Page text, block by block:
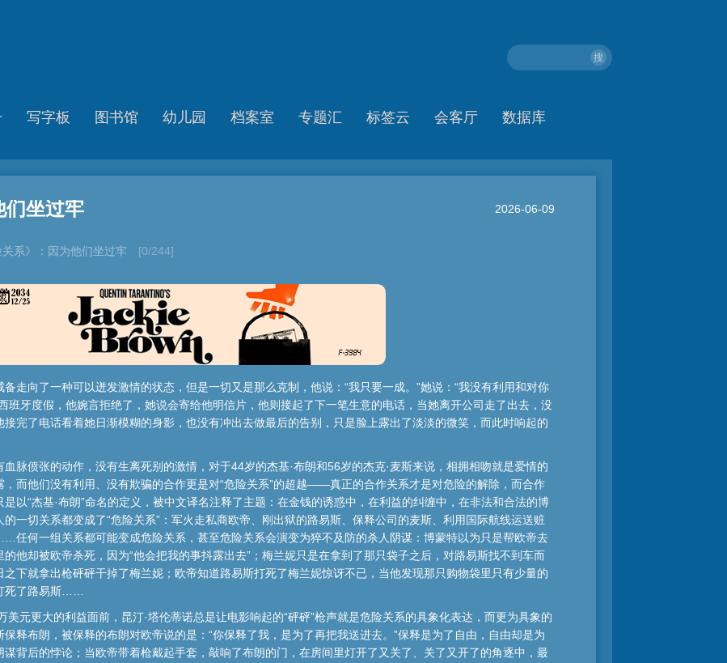
搜
写字板 图书馆 幼儿园 档案室 专题汇 标签云 会客厅 数据库
2026-06-09
们坐过牢
关系》：因为他们坐过牢 [0/244]
走向了一种可以迸发激情的状态，但是一切又是那么克制，他说：“我只要一成。”她说：“我没有利用和对你
班牙度假，他婉言拒绝了，她说会寄给他明信片，他则接起了下一笔生意的电话，当她离开公司走了出去，没
完了电话看着她日渐模糊的身影，也没有冲出去做最后的告别，只是脸上露出了淡淡的微笑，而此时响起的
脉偾张的动作，没有生离死别的激情，对于44岁的杰基·布朗和56岁的杰克·麦斯来说，相拥相吻就是爱情的
而他们没有利用、没有欺骗的合作更是对“危险关系”的超越——真正的合作关系才是对危险的解除，而合作
以“杰基·布朗”命名的定义，被中文译名注释了主题：在金钱的诱惑中，在利益的纠缠中，在非法和合法的博
一切关系都变成了“危险关系”：军火走私商欧帝、刚出狱的路易斯、保释公司的麦斯、利用国际航线运送赃
任何一组关系都可能变成危险关系，甚至危险关系会演变为猝不及防的杀人阴谋：博蒙特以为只是帮欧帝去
他却被欧帝杀死，因为“他会把我的事抖露出去”；梅兰妮只是在拿到了那只袋子之后，对路易斯找不到车而
下就拿出枪砰砰干掉了梅兰妮；欧帝知道路易斯打死了梅兰妮惊讶不已，当他发现那只购物袋里只有少量的
死了路易斯……
元更大的利益面前，昆汀·塔伦蒂诺总是让电影响起的“砰砰”枪声就是危险关系的具象化表达，而更为具象的
释布朗，被保释的布朗对欧帝说的是：“你保释了我，是为了再把我送进去。”保释是为了自由，自由却是为
背后的悖论；当欧帝带着枪戴起手套，敲响了布朗的门，在房间里灯开了又关了、关了又开了的角逐中，最